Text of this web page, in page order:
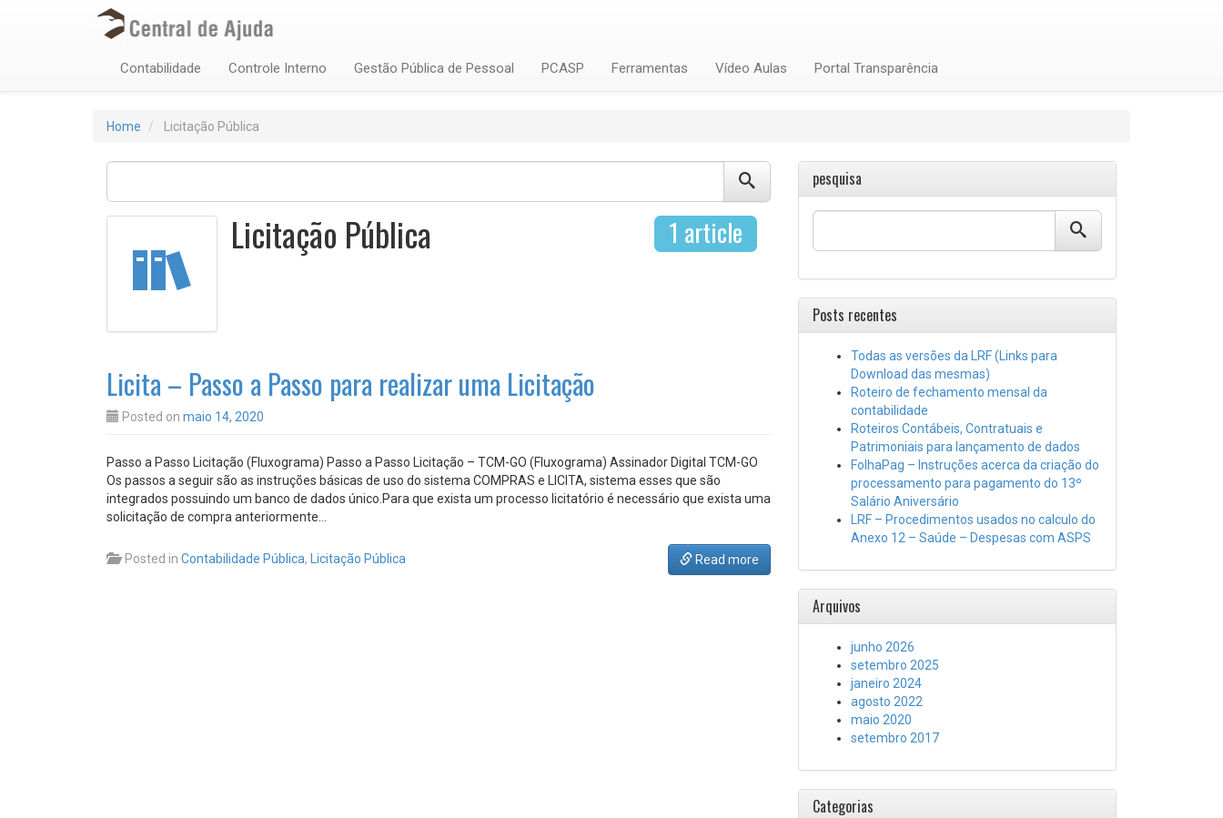
Contabilidade Controle Interno Gestão Pública de Pessoal PCASP Ferramentas Vídeo Aulas Portal Transparência
Home Licitação Pública
1 article
Licitação Pública
Licita – Passo a Passo para realizar uma Licitação
Posted on maio 14, 2020
Passo a Passo Licitação (Fluxograma) Passo a Passo Licitação – TCM-GO (Fluxograma) Assinador Digital TCM-GO
Os passos a seguir são as instruções básicas de uso do sistema COMPRAS e LICITA, sistema esses que são
integrados possuindo um banco de dados único.Para que exista um processo licitatório é necessário que exista uma
solicitação de compra anteriormente…
Read more
Posted in Contabilidade Pública, Licitação Pública
pesquisa
Posts recentes
Todas as versões da LRF (Links para
Download das mesmas)
Roteiro de fechamento mensal da
contabilidade
Roteiros Contábeis, Contratuais e
Patrimoniais para lançamento de dados
FolhaPag – Instruções acerca da criação do
processamento para pagamento do 13º
Salário Aniversário
LRF – Procedimentos usados no calculo do
Anexo 12 – Saúde – Despesas com ASPS
Arquivos
junho 2026
setembro 2025
janeiro 2024
agosto 2022
maio 2020
setembro 2017
Categorias